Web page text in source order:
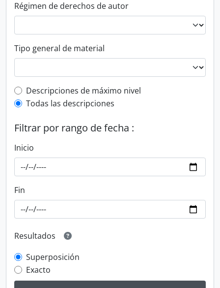
Régimen de derechos de autor
Tipo general de material
Top-level description filter
Descripciones de máximo nivel
Todas las descripciones
Filtrar por rango de fecha :
Inicio
Fin
Resultados
Superposición
Exacto